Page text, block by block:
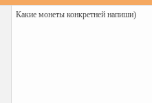
Какие монеты конкретней напиши)